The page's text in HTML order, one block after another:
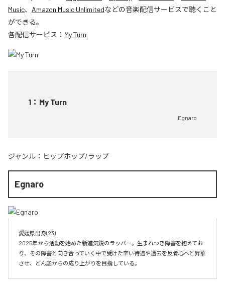
Music、 Amazon Music Unlimitedなどの音楽配信サービスで聴くこと
ができる。
各配信サービス： My Turn
1 ： My Turn
Egnaro
ジャンル： ヒップホップ/ラップ
Egnaro
愛媛県出身(23)
2025年から活動を始めた新進気鋭のラッパー。生まれつき障害を抱えてお
り、その障害と向き合っていく中で受けた辛い待遇や過去を反骨心へと昇華
させ、どん底からの成り上がりを目指している。